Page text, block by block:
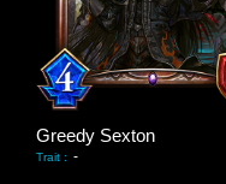
Greedy Sexton
Trait : -